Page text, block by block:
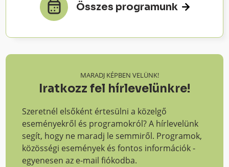
Összes programunk
MARADJ KÉPBEN VELÜNK!
Iratkozz fel hírlevelünkre!
Szeretnél elsőként értesülni a közelgő
eseményekről és programokról? A hírlevelünk
segít, hogy ne maradj le semmiről. Programok,
közösségi események és fontos információk -
egyenesen az e-mail fiókodba.